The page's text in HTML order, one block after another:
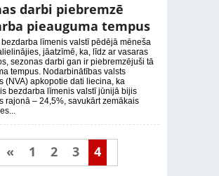
darbi piebremzē
pieauguma tempus
bezdarba līmenis valstī pēdējā mēneša
jāatzīmē, ka, līdz ar vasaras
sezonas darbi gan ir piebremzējuši tā
tempus. Nodarbinātības valsts
(NVA) apkopotie dati liecina, ka
bezdarba līmenis valstī jūnijā bijis
rajonā – 24,5%, savukārt zemākais
« 1 2 3 4